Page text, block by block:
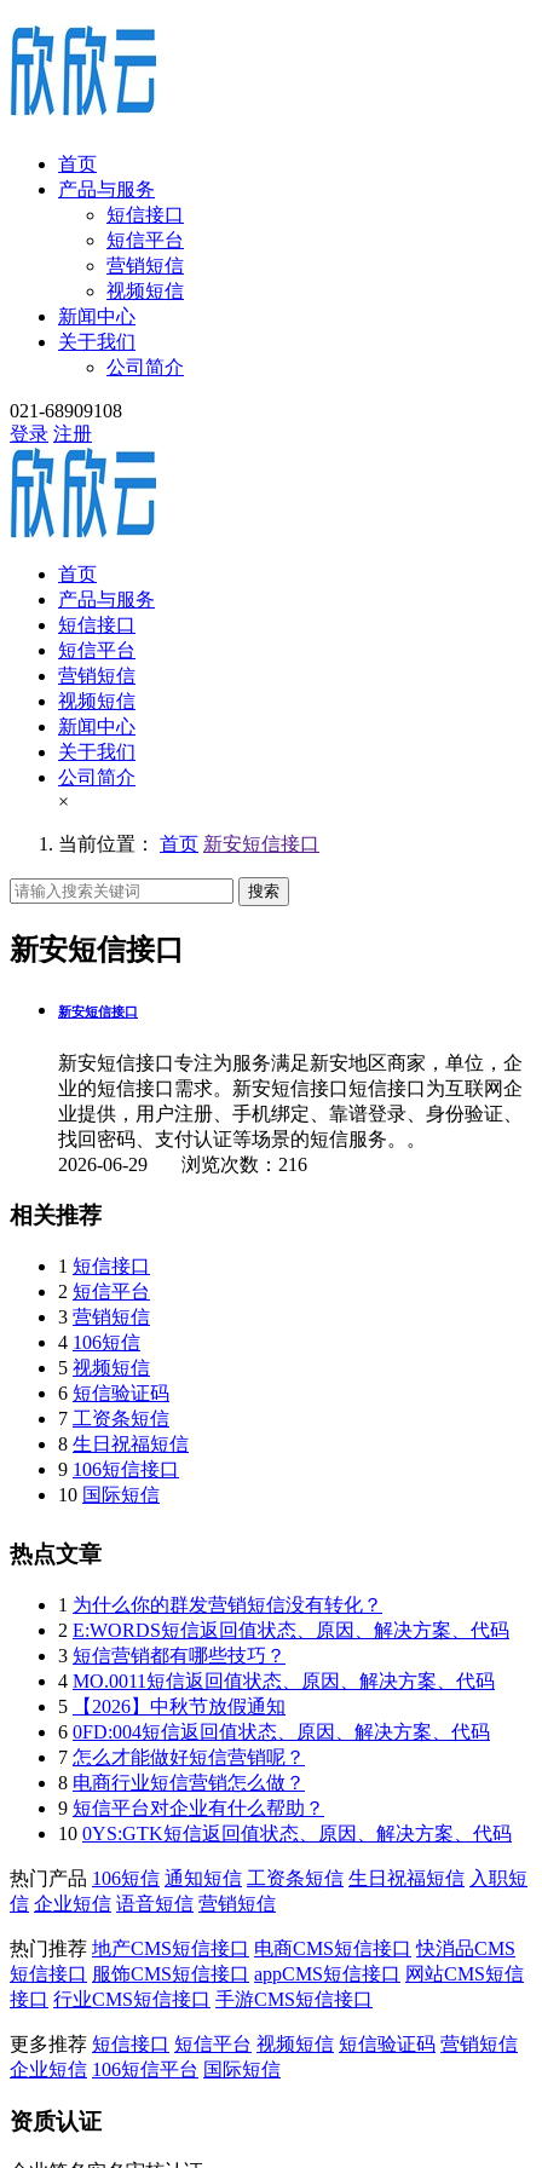
首页
产品与服务
短信接口
短信平台
营销短信
视频短信
新闻中心
关于我们
公司简介
021-68909108
登录 注册
首页
产品与服务
短信接口
短信平台
营销短信
视频短信
新闻中心
关于我们
公司简介
×
当前位置： 首页 新安短信接口
搜索
新安短信接口
新安短信接口
新安短信接口专注为服务满足新安地区商家，单位，企
业的短信接口需求。新安短信接口短信接口为互联网企
业提供，用户注册、手机绑定、靠谱登录、身份验证、
找回密码、支付认证等场景的短信服务。。
2026-06-29 浏览次数：216
相关推荐
1 短信接口
2 短信平台
3 营销短信
4 106短信
5 视频短信
6 短信验证码
7 工资条短信
8 生日祝福短信
9 106短信接口
10 国际短信
热点文章
1 为什么你的群发营销短信没有转化？
2 E:WORDS短信返回值状态、原因、解决方案、代码
3 短信营销都有哪些技巧？
4 MO.0011短信返回值状态、原因、解决方案、代码
5
【2026】中秋节放假通知
6 0FD:004短信返回值状态、原因、解决方案、代码
7 怎么才能做好短信营销呢？
8 电商行业短信营销怎么做？
9 短信平台对企业有什么帮助？
10 0YS:GTK短信返回值状态、原因、解决方案、代码
热门产品 106短信 通知短信 工资条短信 生日祝福短信 入职短
信 企业短信 语音短信 营销短信
热门推荐 地产CMS短信接口 电商CMS短信接口 快消品CMS
短信接口 服饰CMS短信接口 appCMS短信接口 网站CMS短信
接口 行业CMS短信接口 手游CMS短信接口
更多推荐 短信接口 短信平台 视频短信 短信验证码 营销短信
企业短信 106短信平台 国际短信
资质认证